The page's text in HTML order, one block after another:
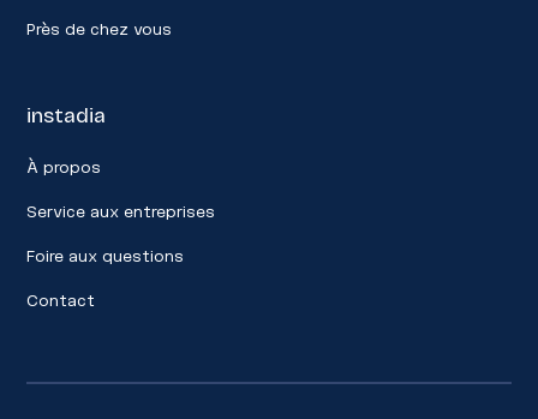
Près de chez vous
instadia
À propos
Service aux entreprises
Foire aux questions
Contact